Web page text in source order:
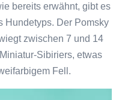
bereits erwähnt, gibt es
Hundetyps. Der Pomsky
zwischen 7 und 14
Sibiriers, etwas
Fell.